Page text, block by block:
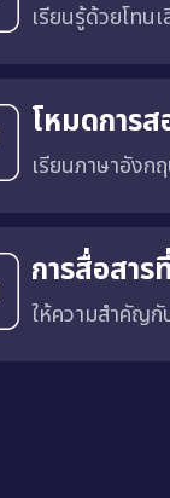
เรียนรู้ด้วยโทน
โหมดการ
เรียนภาษาอัง
การสื่อสา
ให้ความสำคัญกั